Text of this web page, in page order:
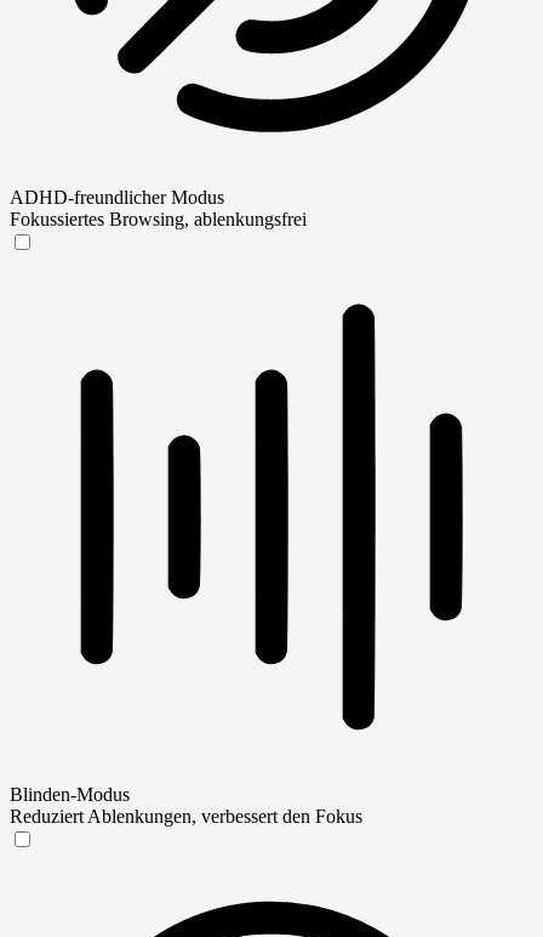
ADHD-freundlicher Modus
Fokussiertes Browsing, ablenkungsfrei
Blinden-Modus
Reduziert Ablenkungen, verbessert den Fokus